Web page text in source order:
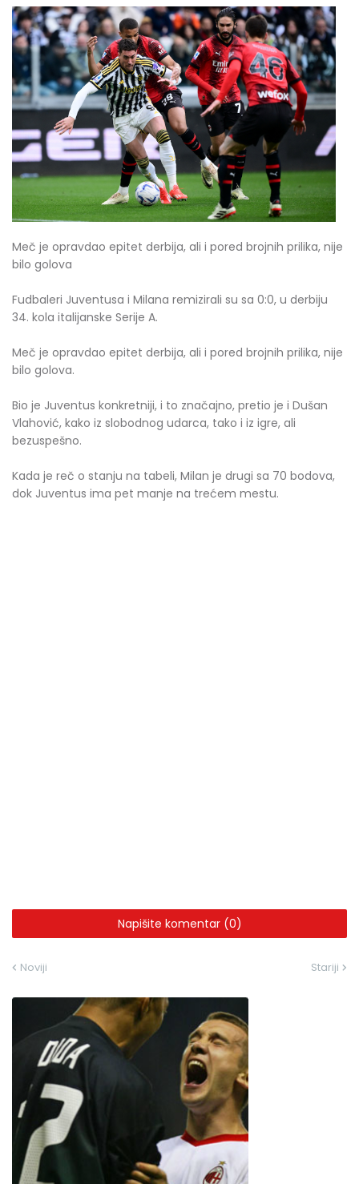
Meč je opravdao epitet derbija, ali i pored brojnih prilika, nije
bilo golova
Fudbaleri Juventusa i Milana remizirali su sa 0:0, u derbiju
34. kola italijanske Serije A.
Meč je opravdao epitet derbija, ali i pored brojnih prilika, nije
bilo golova.
Bio je Juventus konkretniji, i to značajno, pretio je i Dušan
Vlahović, kako iz slobodnog udarca, tako i iz igre, ali
bezuspešno.
Kada je reč o stanju na tabeli, Milan je drugi sa 70 bodova,
dok Juventus ima pet manje na trećem mestu.
Napišite komentar (0)
Noviji Stariji